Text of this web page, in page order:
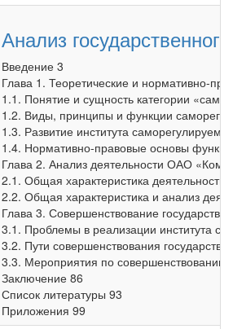
Анализ
Введение 3
Глава 1. Теоретические и нормативно-
1.1. Понятие и сущность категории
1.2. Виды, принципы и функции
1.3. Развитие института
1.4. Нормативно-правовые основы
Глава 2. Анализ деятельности ОАО
2.1. Общая характеристика
2.2. Общая характеристика и анализ
Глава 3. Совершенствование
3.1. Проблемы в реализации института
3.2. Пути совершенствования
3.3. Мероприятия по совершенствованию
Заключение 86
Список литературы 93
Приложения 99